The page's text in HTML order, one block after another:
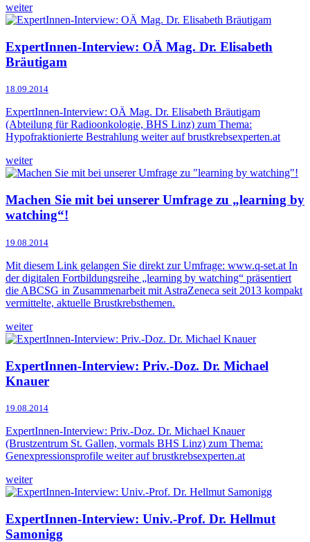
weiter
ExpertInnen-Interview: OÄ Mag. Dr. Elisabeth
Bräutigam
18.09.2014
ExpertInnen-Interview: OÄ Mag. Dr. Elisabeth Bräutigam
(Abteilung für Radioonkologie, BHS Linz) zum Thema:
Hypofraktionierte Bestrahlung weiter auf brustkrebsexperten.at
weiter
Machen Sie mit bei unserer Umfrage zu „learning by
watching“!
19.08.2014
Mit diesem Link gelangen Sie direkt zur Umfrage: www.q-set.at In
der digitalen Fortbildungsreihe „learning by watching“ präsentiert
die ABCSG in Zusammenarbeit mit AstraZeneca seit 2013 kompakt
vermittelte, aktuelle Brustkrebsthemen.
weiter
ExpertInnen-Interview: Priv.-Doz. Dr. Michael
Knauer
19.08.2014
ExpertInnen-Interview: Priv.-Doz. Dr. Michael Knauer
(Brustzentrum St. Gallen, vormals BHS Linz) zum Thema:
Genexpressionsprofile weiter auf brustkrebsexperten.at
weiter
ExpertInnen-Interview: Univ.-Prof. Dr. Hellmut
Samonigg